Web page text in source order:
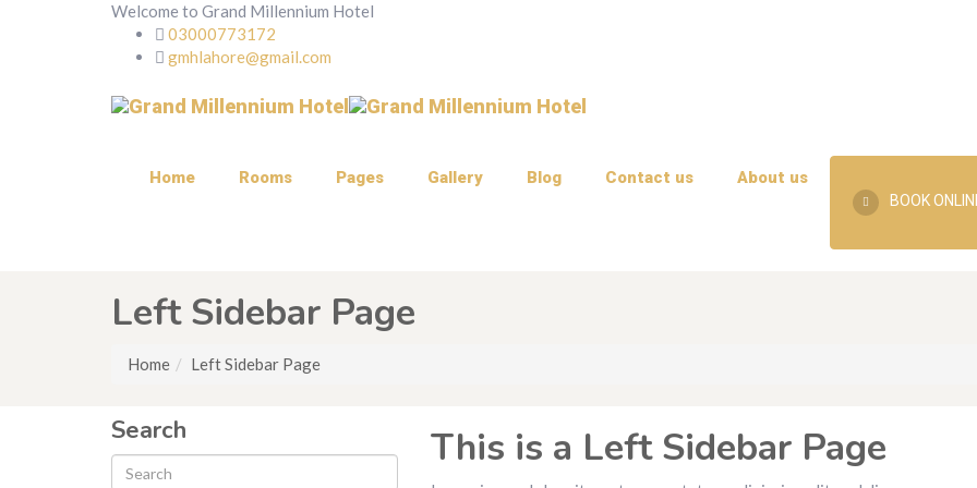
Welcome to Grand Millennium Hotel
03000773172
gmhlahore@gmail.com
Home Rooms Pages Gallery Blog Contact us About us
BOOK
Left Sidebar Page
Home Left Sidebar Page
Search This is a Left Sidebar Page